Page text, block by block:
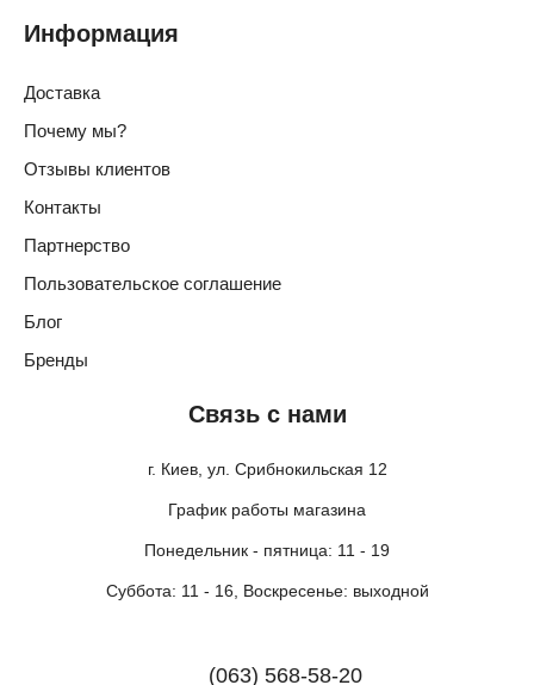
Связь с нами
г. Киев, ул. Срибнокильская 12
График работы магазина
Понедельник - пятница: 11 - 19
Суббота: 11 - 16, Воскресенье: выходной
(063) 568-58-20
Информация
Доставка
Почему мы?
Отзывы клиентов
Контакты
Партнерство
Пользовательское соглашение
Блог
Бренды